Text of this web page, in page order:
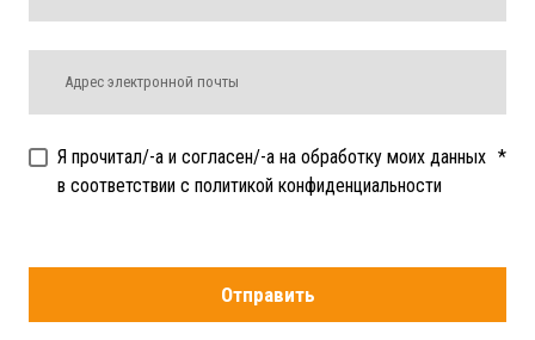
Я прочитал/-а и согласен/-а на обработку моих данных
в соответствии с политикой конфиденциальности
*
Отправить